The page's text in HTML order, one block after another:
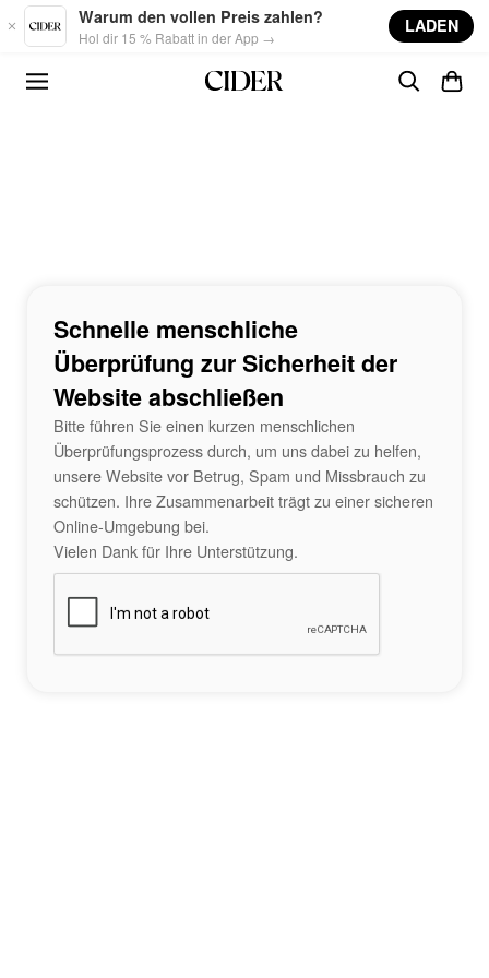
Skip to main content
Warum den vollen Preis zahlen?
Hol dir 15 % Rabatt in der App →
LADEN
Schnelle menschliche
Überprüfung zur Sicherheit der
Website abschließen
Bitte führen Sie einen kurzen menschlichen
Überprüfungsprozess durch, um uns dabei zu helfen,
unsere Website vor Betrug, Spam und Missbrauch zu
schützen. Ihre Zusammenarbeit trägt zu einer sicheren
Online-Umgebung bei.
Vielen Dank für Ihre Unterstützung.